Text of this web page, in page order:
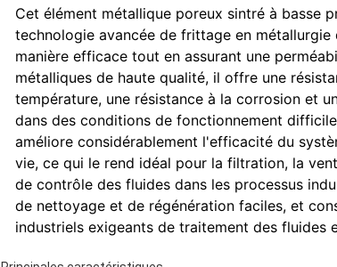
Cet élément métallique poreux sintré à basse
technologie avancée de frittage en
manière efficace tout en assurant une
métalliques de haute qualité, il offre une
température, une résistance à la corrosion et
dans des conditions de fonctionnement
améliore considérablement l'efficacité du
vie, ce qui le rend idéal pour la filtration, la
de contrôle des fluides dans les processus
de nettoyage et de régénération faciles, et
industriels exigeants de traitement des fluides